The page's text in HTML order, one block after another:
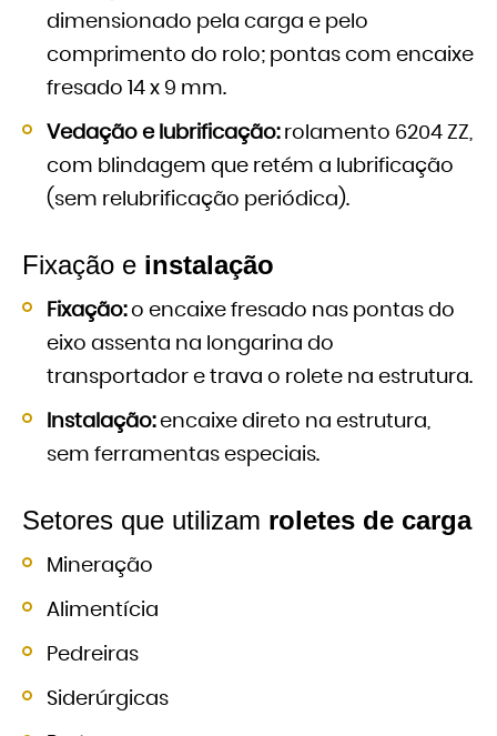
dimensionado pela carga e pelo
comprimento do rolo; pontas com encaixe
fresado 14 x 9 mm.
Vedação e lubrificação:rolamento 6204 ZZ,
com blindagem que retém a lubrificação
(sem relubrificação periódica).
Fixação e instalação
Fixação:o encaixe fresado nas pontas do
eixo assenta na longarina do
transportador e trava o rolete na estrutura.
Instalação:encaixe direto na estrutura,
sem ferramentas especiais.
Setores que utilizam roletes de carga
Mineração
Alimentícia
Pedreiras
Siderúrgicas